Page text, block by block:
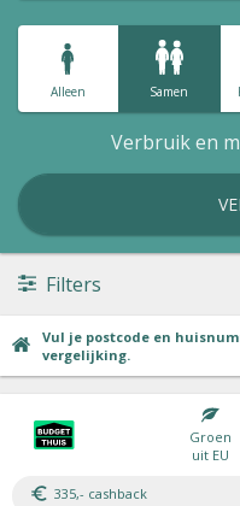
Alleen Samen
Verbruik en
Filters
Vul je postcode en
vergelijking.
Groen
uit EU
335,- cashback